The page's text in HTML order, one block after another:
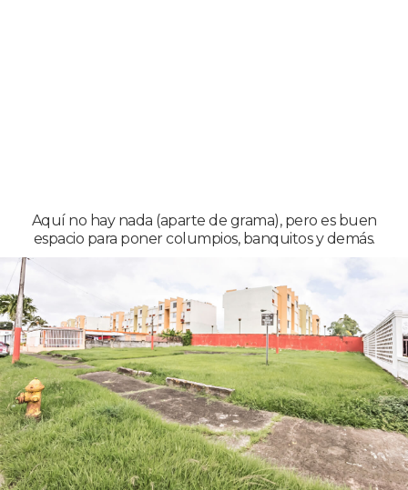
Aquí no hay nada (aparte de grama), pero es buen
espacio para poner columpios, banquitos y demás.